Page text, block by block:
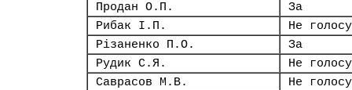
Продан О.П.
За
Рибак І.П.
Не
Різаненко П.О.
За
Рудик С.Я.
Не
Саврасов М.В.
Не